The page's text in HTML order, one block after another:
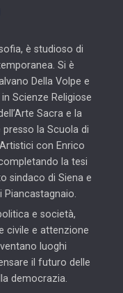
è studioso di
Si è
Della Volpe e
Scienze Religiose
Sacra e la
la Scuola di
con Enrico
la tesi
sindaco di Siena e
Piancastagnaio.
e società,
civile e attenzione
luoghi
il futuro delle
democrazia.